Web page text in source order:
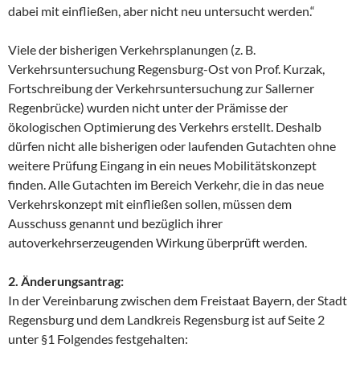
dabei mit einfließen, aber nicht neu untersucht werden.“
Viele der bisherigen Verkehrsplanungen (z. B.
Verkehrsuntersuchung Regensburg-Ost von Prof. Kurzak,
Fortschreibung der Verkehrsuntersuchung zur Sallerner
Regenbrücke) wurden nicht unter der Prämisse der
ökologischen Optimierung des Verkehrs erstellt. Deshalb
dürfen nicht alle bisherigen oder laufenden Gutachten ohne
weitere Prüfung Eingang in ein neues Mobilitätskonzept
finden. Alle Gutachten im Bereich Verkehr, die in das neue
Verkehrskonzept mit einfließen sollen, müssen dem
Ausschuss genannt und bezüglich ihrer
autoverkehrserzeugenden Wirkung überprüft werden.
2. Änderungsantrag:
In der Vereinbarung zwischen dem Freistaat Bayern, der Stadt
Regensburg und dem Landkreis Regensburg ist auf Seite 2
unter §1 Folgendes festgehalten: